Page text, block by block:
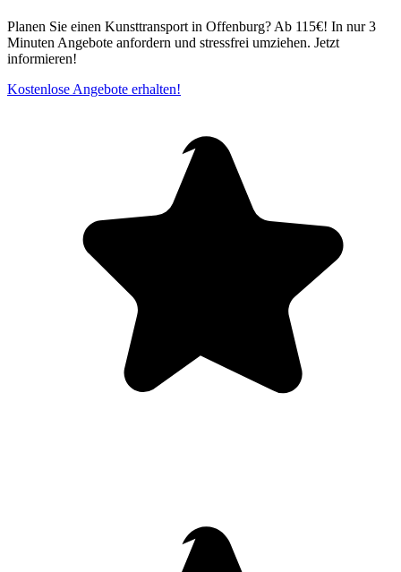
Planen Sie einen Kunsttransport in Offenburg? Ab 115€! In nur 3
Minuten Angebote anfordern und stressfrei umziehen. Jetzt
informieren!
Kostenlose Angebote erhalten!